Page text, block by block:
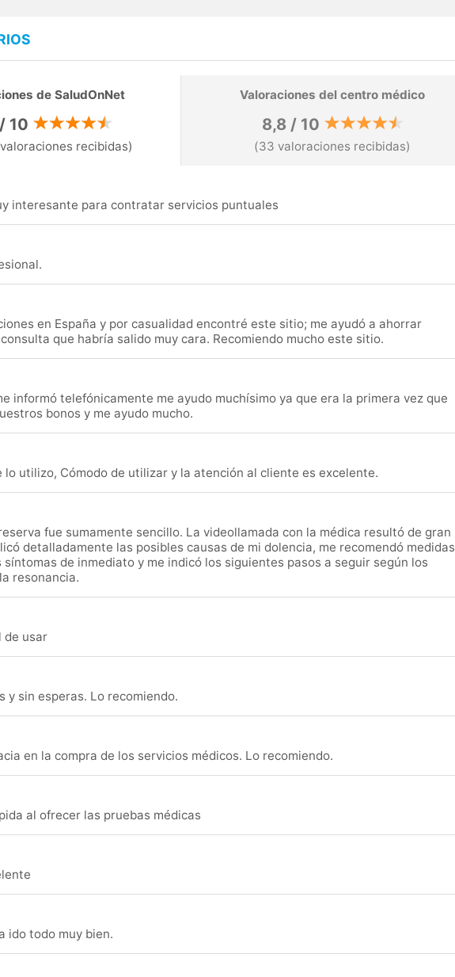
de SaludOnNet
10
recibidas)
Valoraciones del centro médico
8,8 / 10
(33 valoraciones recibidas)
interesante para contratar servicios puntuales
en España y por casualidad encontré este sitio; me ayudó a ahorrar
que habría salido muy cara. Recomiendo mucho este sitio.
informó telefónicamente me ayudo muchísimo ya que era la primera vez que
bonos y me ayudo mucho.
lo utilizo, Cómodo de utilizar y la atención al cliente es excelente.
fue sumamente sencillo. La videollamada con la médica resultó de gran
detalladamente las posibles causas de mi dolencia, me recomendó medidas
síntomas de inmediato y me indicó los siguientes pasos a seguir según los
resonancia.
de usar
y sin esperas. Lo recomiendo.
en la compra de los servicios médicos. Lo recomiendo.
al ofrecer las pruebas médicas
ido todo muy bien.